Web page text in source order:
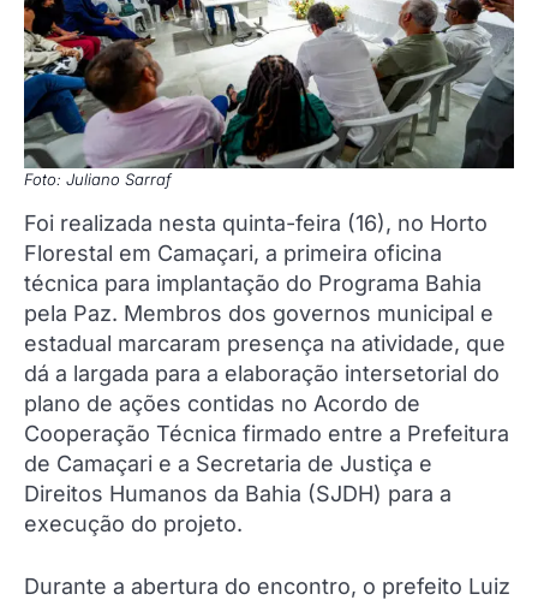
Foto: Juliano Sarraf
Foi realizada nesta quinta-feira (16), no Horto
Florestal em Camaçari, a primeira oficina
técnica para implantação do Programa Bahia
pela Paz. Membros dos governos municipal e
estadual marcaram presença na atividade, que
dá a largada para a elaboração intersetorial do
plano de ações contidas no Acordo de
Cooperação Técnica firmado entre a Prefeitura
de Camaçari e a Secretaria de Justiça e
Direitos Humanos da Bahia (SJDH) para a
execução do projeto.
Durante a abertura do encontro, o prefeito Luiz